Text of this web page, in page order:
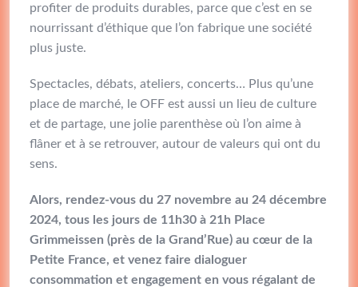
profiter de produits durables, parce que c’est en se
nourrissant d’éthique que l’on fabrique une société
plus juste.
Spectacles, débats, ateliers, concerts… Plus qu’une
place de marché, le OFF est aussi un lieu de culture
et de partage, une jolie parenthèse où l’on aime à
flâner et à se retrouver, autour de valeurs qui ont du
sens.
Alors, rendez-vous du 27 novembre au 24 décembre
2024, tous les jours de 11h30 à 21h Place
Grimmeissen (près de la Grand’Rue) au cœur de la
Petite France, et venez faire dialoguer
consommation et engagement en vous régalant de